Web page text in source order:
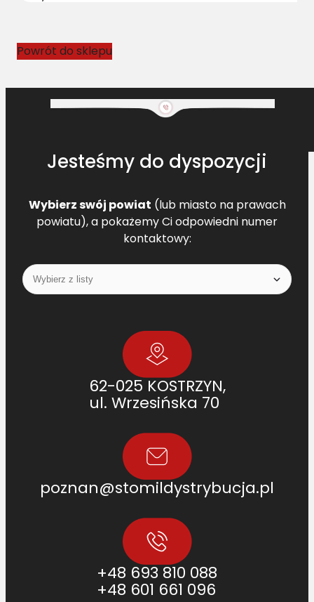
D
F
Powrót do sklepu
Jesteśmy do dyspozycji
Wybierz swój powiat (lub miasto na prawach
powiatu), a pokażemy Ci odpowiedni numer
kontaktowy:
62-025 KOSTRZYN,
ul. Wrzesińska 70
poznan@stomildystrybucja.pl
+48 693 810 088
+48 601 661 096